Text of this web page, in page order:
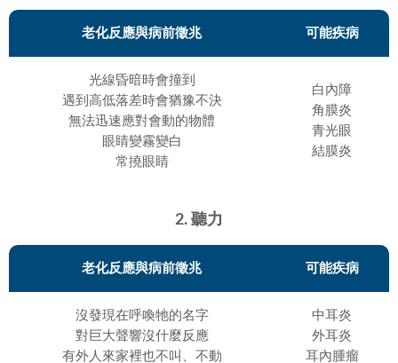
老化反應與病前徵兆 可能疾病
光線昏暗時會撞到
遇到高低落差時會猶豫不決
無法迅速應對會動的物體
眼睛變霧變白
常撓眼睛
白內障
角膜炎
青光眼
結膜炎
2. 聽力
老化反應與病前徵兆 可能疾病
沒發現在呼喚牠的名字
對巨大聲響沒什麼反應
有外人來家裡也不叫、不動
中耳炎
外耳炎
耳內腫瘤